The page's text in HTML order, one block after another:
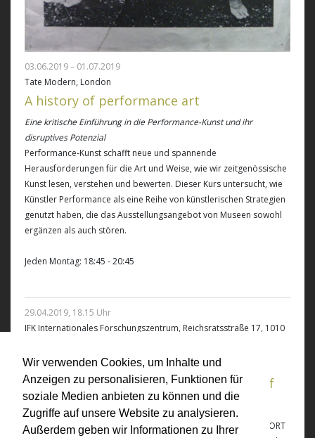
Wir verwenden Cookies, um Inhalte und
Anzeigen zu personalisieren, Funktionen für
soziale Medien anbieten zu können und die
Zugriffe auf unsere Website zu analysieren.
Außerdem geben wir Informationen zu Ihrer
03.06.2019 – 01.07.2019
Tate Modern, London
A history of performance art
Eine kritische Einführung in die Performance-Kunst und ihr
disruptives Potenzial
Performance-Kunst schafft neue und spannende
Herausforderungen für die Art und Weise, wie wir zeitgenössische
Kunst lesen, verstehen und bewerten. Dieser Kurs untersucht, wie
Künstler Performance als eine Reihe von künstlerischen Strategien
genutzt haben, die das Ausstellungsangebot von Museen sowohl
ergänzen als auch stören.
Jeden Montag: 18:45 - 20:45
29.04.2019, 18.15 Uhr
IFK Internationales Forschungszentrum, Reichsratsstraße 17, 1010
Lecture: Nathan Stobaugh: Madonna,
Medusa, Medium: Attending to the Art of
VALIE EXPORT
The work of Austrian media and performance artist VALIE EXPORT